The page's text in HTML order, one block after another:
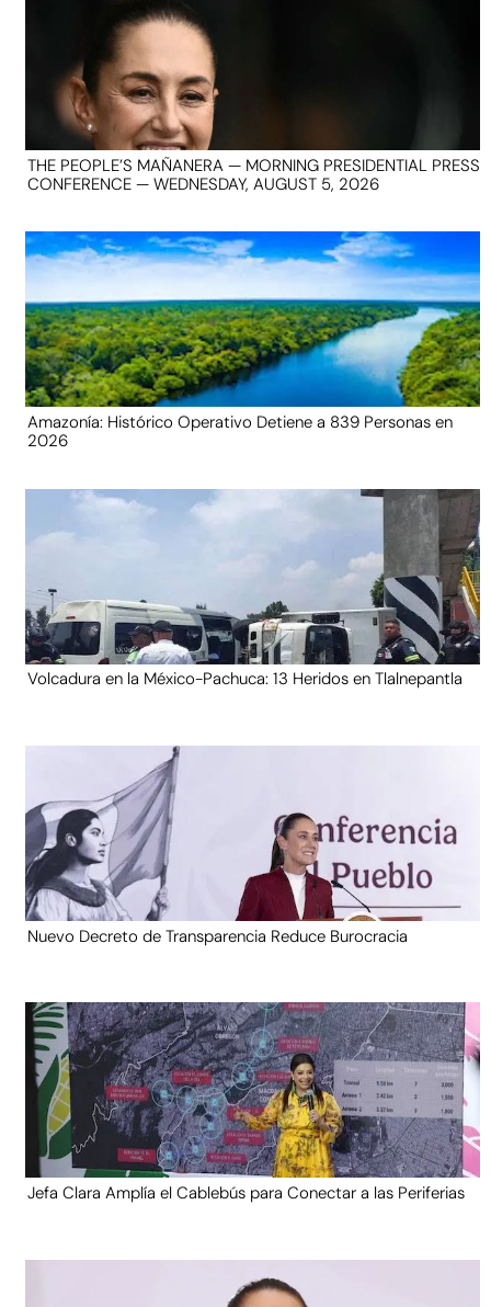
THE PEOPLE’S MAÑANERA — MORNING PRESIDENTIAL PRESS
CONFERENCE — WEDNESDAY, AUGUST 5, 2026
Amazonía: Histórico Operativo Detiene a 839 Personas en
2026
Volcadura en la México-Pachuca: 13 Heridos en Tlalnepantla
Nuevo Decreto de Transparencia Reduce Burocracia
Jefa Clara Amplía el Cablebús para Conectar a las Periferias